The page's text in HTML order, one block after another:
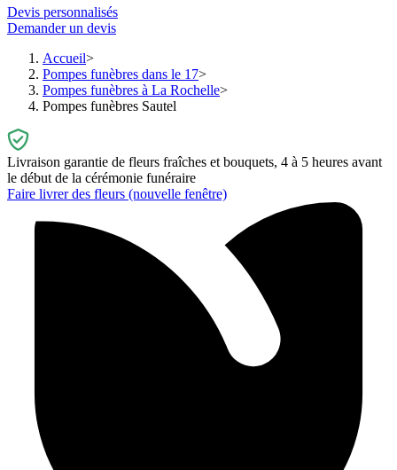
Devis personnalisés
Demander un devis
Accueil
Pompes funèbres dans le 17
Pompes funèbres à La Rochelle
Pompes funèbres Sautel
Livraison garantie de fleurs fraîches et bouquets, 4 à 5 heures avant
le début de la cérémonie funéraire
Faire livrer des fleurs (nouvelle fenêtre)